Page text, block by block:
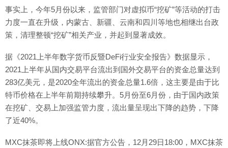
事实上，今年5月份以来，监管部门对虚拟币“挖矿”等活动的打击
力度一直在升级，内蒙古、新疆、云南和四川等地也相继出台政
策，清理整顿“挖矿”相关产业，并起到显著成效。
据《2021上半年数字货币反暨DeFi行业安全报告》数据显示，
2021上半年从国内交易平台流出到国外交易平台的资金总量达到
283亿美元，是2020全年流出的资金总量1.6倍，这主要是由于比
特币价格在上半年前期持续攀升。5月份至6月份，由于国内政策
在挖矿、交易上加强监管力度，流出量呈现出下降的趋势，下降
了近40%。
MXC抹茶即将上线ONX:据官方公告，12月29日18:00，MXC抹茶